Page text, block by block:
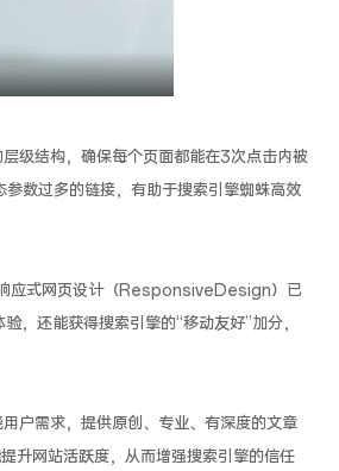
级结构，确保每个页面都能在3次点击内被
数过多的链接，有助于搜索引擎蜘蛛高效
应式网页设计（ResponsiveDesign）已
，还能获得搜索引擎的“移动友好”加分，
户需求，提供原创、专业、有深度的文章
升网站活跃度，从而增强搜索引擎的信任